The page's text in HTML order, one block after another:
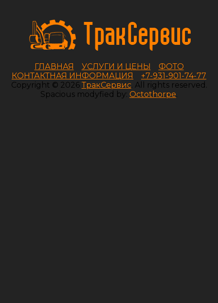
ГЛАВНАЯ УСЛУГИ И ЦЕНЫ
ФОТО
КОНТАКТНАЯ ИНФОРМАЦИЯ
+7-931-901-74-77
Copyright © 2026ТракСервис. All rights reserved.
Spacious modyfied by: Octothorpe